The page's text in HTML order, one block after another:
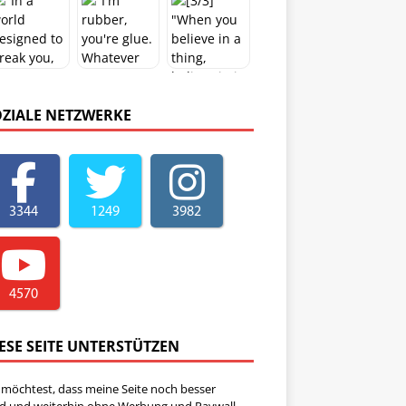
NETZWERKE
3344 1249 3982
4570
SEITE UNTERSTÜTZEN
dass meine Seite noch besser